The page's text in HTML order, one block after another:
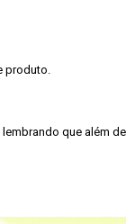
produto.
que além